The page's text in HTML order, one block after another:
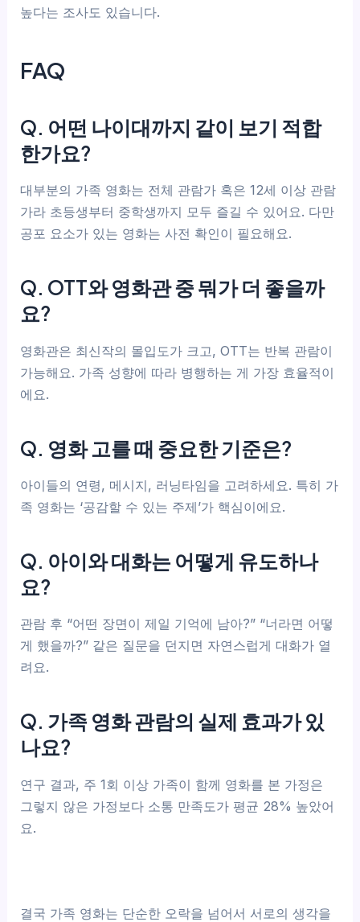
높다는 조사도 있습니다.
FAQ
Q. 어떤 나이대까지 같이 보기 적합
한가요?
대부분의 가족 영화는 전체 관람가 혹은 12세 이상 관람
가라 초등생부터 중학생까지 모두 즐길 수 있어요. 다만
공포 요소가 있는 영화는 사전 확인이 필요해요.
Q. OTT와 영화관 중 뭐가 더 좋을까
요?
영화관은 최신작의 몰입도가 크고, OTT는 반복 관람이
가능해요. 가족 성향에 따라 병행하는 게 가장 효율적이
에요.
Q. 영화 고를 때 중요한 기준은?
아이들의 연령, 메시지, 러닝타임을 고려하세요. 특히 가
족 영화는 ‘공감할 수 있는 주제’가 핵심이에요.
Q. 아이와 대화는 어떻게 유도하나
요?
관람 후 “어떤 장면이 제일 기억에 남아?” “너라면 어떻
게 했을까?” 같은 질문을 던지면 자연스럽게 대화가 열
려요.
Q. 가족 영화 관람의 실제 효과가 있
나요?
연구 결과, 주 1회 이상 가족이 함께 영화를 본 가정은
그렇지 않은 가정보다 소통 만족도가 평균 28% 높았어
요.
결국 가족 영화는 단순한 오락을 넘어서 서로의 생각을